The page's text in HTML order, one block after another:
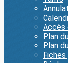
Accès
Plan
Plan